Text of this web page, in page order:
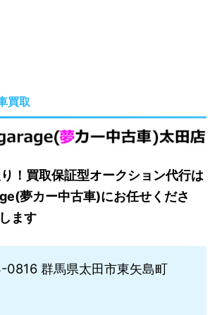
買取
！買取保証型オークション代行は
夢カー中古車)にお任せくださ
ます
群馬県太田市東矢島町